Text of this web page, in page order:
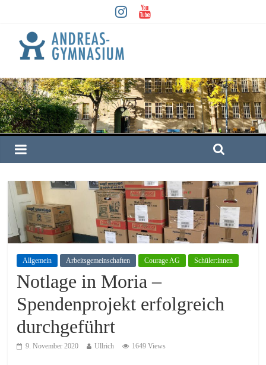
Allgemein Arbeitsgemeinschaften Courage AG Schüler:innen
Notlage in Moria –
Spendenprojekt erfolgreich
durchgeführt
9. November 2020 Ullrich 1649 Views